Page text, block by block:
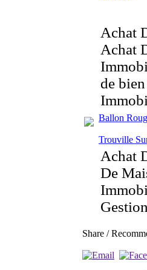
Achat
Achat
de
Ballon
Trouville
Achat
De
Share /